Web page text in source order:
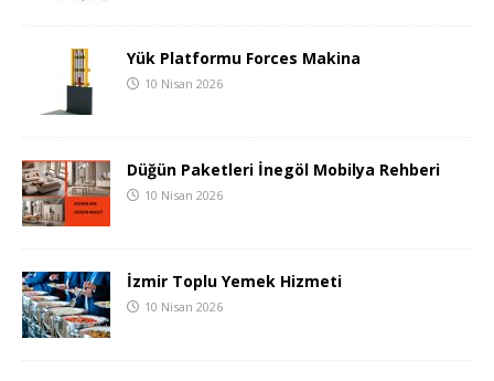
Yük Platformu Forces Makina
10 Nisan 2026
Düğün Paketleri İnegöl Mobilya Rehberi
10 Nisan 2026
İzmir Toplu Yemek Hizmeti
10 Nisan 2026